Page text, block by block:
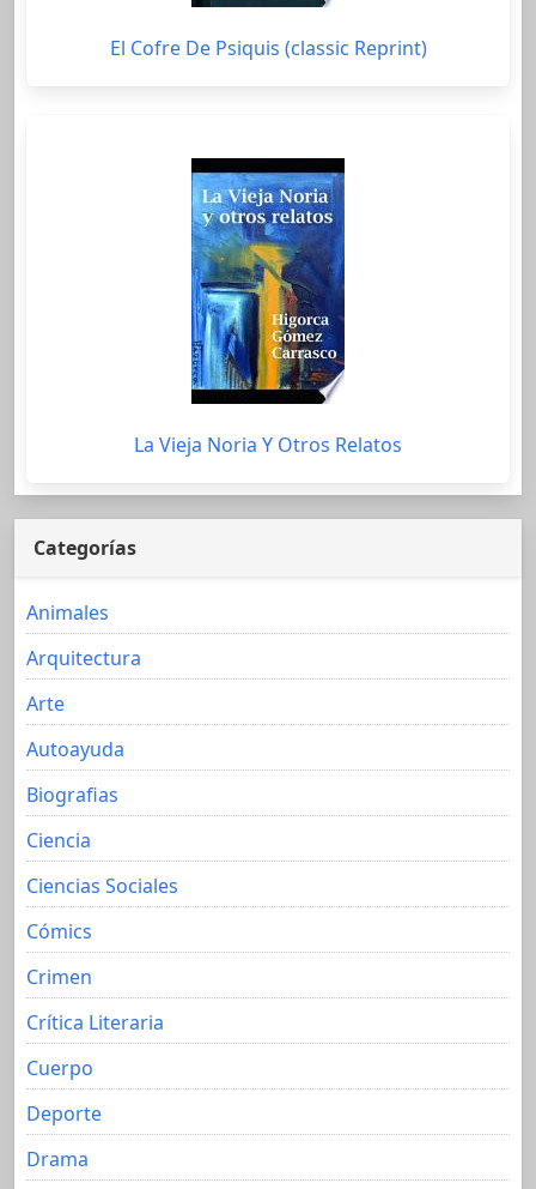
El Cofre De Psiquis (classic Reprint)
La Vieja Noria Y Otros Relatos
Categorías
Animales
Arquitectura
Arte
Autoayuda
Biografias
Ciencia
Ciencias Sociales
Cómics
Crimen
Crítica Literaria
Cuerpo
Deporte
Drama